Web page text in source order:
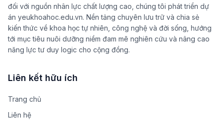
đối với nguồn nhân lực chất lượng cao, chúng tôi phát triển dự
án yeukhoahoc.edu.vn. Nền tảng chuyên lưu trữ và chia sẻ
kiến thức về khoa học tự nhiên, công nghệ và đời sống, hướng
tới mục tiêu nuôi dưỡng niềm đam mê nghiên cứu và nâng cao
năng lực tư duy logic cho cộng đồng.
Liên kết hữu ích
Trang chủ
Liên hệ